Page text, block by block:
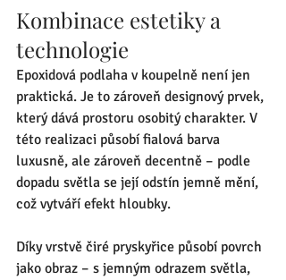
Kombinace estetiky a
technologie
Epoxidová podlaha v koupelně není jen
praktická. Je to zároveň designový prvek,
který dává prostoru osobitý charakter. V
této realizaci působí fialová barva
luxusně, ale zároveň decentně – podle
dopadu světla se její odstín jemně mění,
což vytváří efekt hloubky.
Díky vrstvě čiré pryskyřice působí povrch
jako obraz – s jemným odrazem světla,